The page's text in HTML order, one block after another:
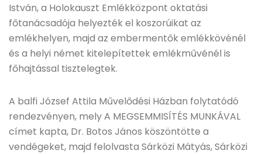
István, a Holokauszt Emlékközpont oktatási
főtanácsadója helyezték el koszorúikat az
emlékhelyen, majd az embermentők emlékkövénél
és a helyi német kitelepítettek emlékművénél is
főhajtással tisztelegtek.
A balfi József Attila Művelődési Házban folytatódó
rendezvényen, mely A MEGSEMMISÍTÉS MUNKÁVAL
címet kapta, Dr. Botos János köszöntötte a
vendégeket, majd felolvasta Sárközi Mátyás, Sárközi